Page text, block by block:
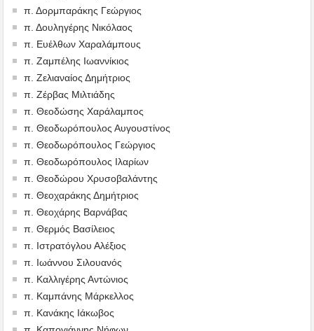
π. Δορμπαράκης Γεώργιος
π. Δουληγέρης Νικόλαος
π. Ευέλθων Χαραλάμπους
π. Ζαμπέλης Ιωαννίκιος
π. Ζελιαναίος Δημήτριος
π. Ζέρβας Μιλτιάδης
π. Θεοδώσης Χαράλαμπος
π. Θεοδωρόπουλος Αυγουστίνος
π. Θεοδωρόπουλος Γεώργιος
π. Θεοδωρόπουλος Ιλαρίων
π. Θεοδώρου Χρυσοβαλάντης
π. Θεοχαράκης Δημήτριος
π. Θεοχάρης Βαρνάβας
π. Θερμός Βασίλειος
π. Ιστρατόγλου Αλέξιος
π. Ιωάννου Σιλουανός
π. Καλλιγέρης Αντώνιος
π. Καμπάνης Μάρκελλος
π. Κανάκης Ιάκωβος